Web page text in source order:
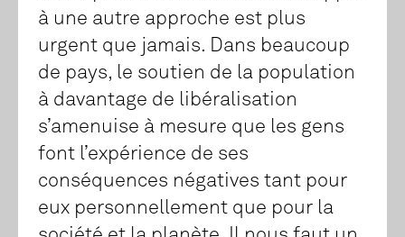
à une autre approche est plus
urgent que jamais. Dans beaucoup
de pays, le soutien de la population
à davantage de libéralisation
s’amenuise à mesure que les gens
font l’expérience de ses
conséquences négatives tant pour
eux personnellement que pour la